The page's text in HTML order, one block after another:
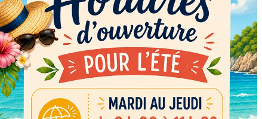
OK
European Commission | Cookies Policy